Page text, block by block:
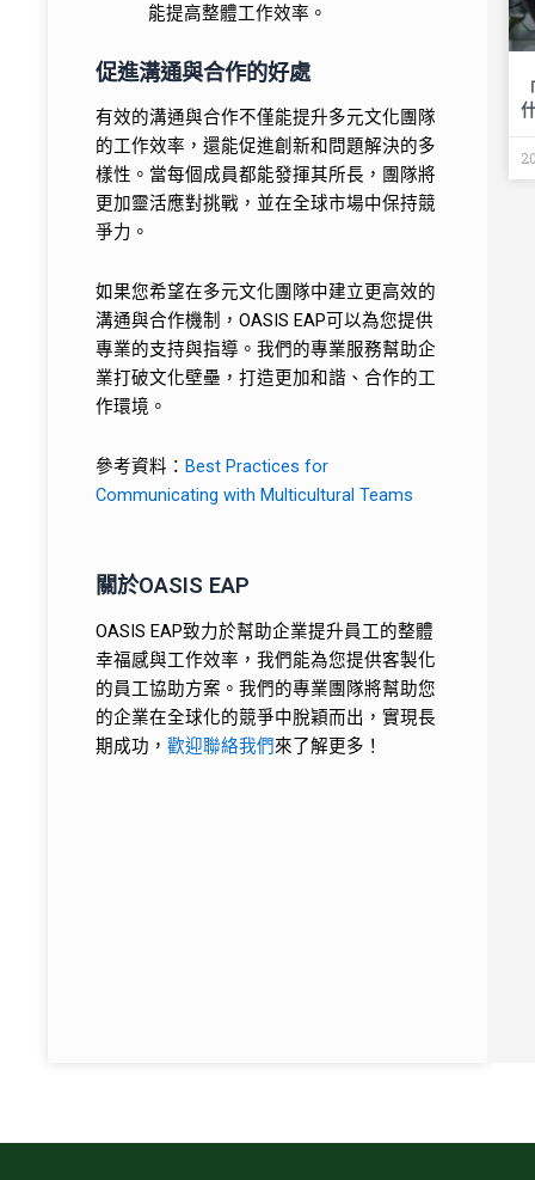
能提高整體工作效率。
促進溝通與合作的好處
有效的溝通與合作不僅能提升多元文化團隊
的工作效率，還能促進創新和問題解決的多
樣性。當每個成員都能發揮其所長，團隊將
更加靈活應對挑戰，並在全球市場中保持競
爭力。
如果您希望在多元文化團隊中建立更高效的
溝通與合作機制，OASIS EAP可以為您提供
專業的支持與指導。我們的專業服務幫助企
業打破文化壁壘，打造更加和諧、合作的工
作環境。
參考資料：Best Practices for
Communicating with Multicultural Teams
關於OASIS EAP
OASIS EAP致力於幫助企業提升員工的整體
幸福感與工作效率，我們能為您提供客製化
的員工協助方案。我們的專業團隊將幫助您
的企業在全球化的競爭中脫穎而出，實現長
期成功，歡迎聯絡我們來了解更多！